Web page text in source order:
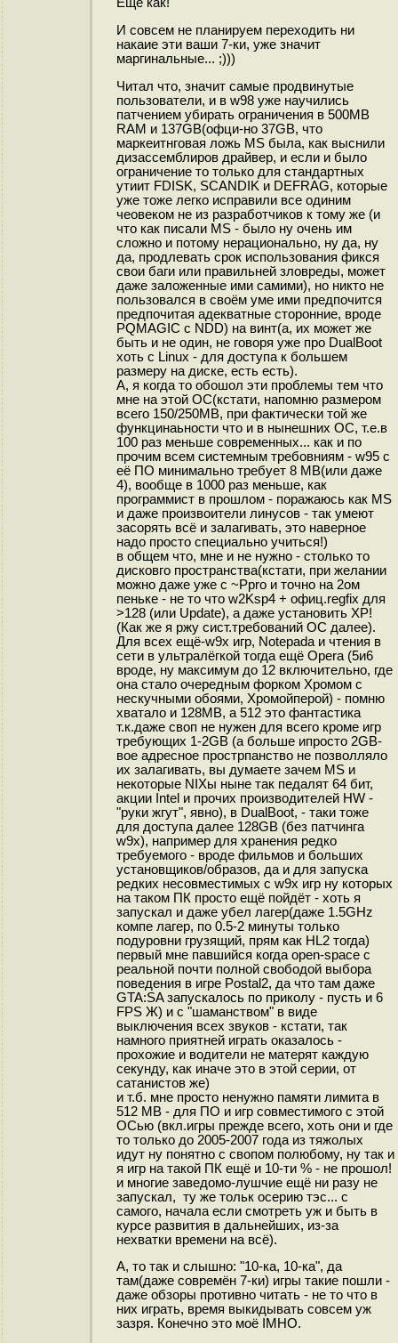
Ещё как!
И совсем не планируем переходить ни
накаие эти ваши 7-ки, уже значит
маргинальные... ;)))
Читал что, значит самые продвинутые
пользователи, и в w98 уже научились
патчением убирать ограничения в 500MB
RAM и 137GB(офци-но 37GB, что
маркеитнговая ложь MS была, как выснили
дизассемблиров драйвер, и если и было
ограничение то только для стандартных
утиит FDISK, SCANDIK и DEFRAG, которые
уже тоже легко исправили все одиним
чеовеком не из разработчиков к тому же (и
что как писали MS - было ну очень им
сложно и потому нерационально, ну да, ну
да, продлевать срок использования фикся
свои баги или правильней зловреды, может
даже заложенные ими самими), но никто не
пользовался в своём уме ими предпочится
предпочитая адекватные сторонние, вроде
PQMAGIC с NDD) на винт(а, их может же
быть и не один, не говоря уже про DualBoot
хоть с Linux - для доступа к большем
размеру на диске, есть есть).
А, я когда то обошол эти проблемы тем что
мне на этой ОС(кстати, напомню размером
всего 150/250MB, при фактически той же
функцинаьности что и в нынешних ОС, т.е.в
100 раз меньше современных... как и по
прочим всем системным требовниям - w95 с
её ПО минимально требует 8 MB(или даже
4), вообще в 1000 раз меньше, как
программист в прошлом - поражаюсь как MS
и даже произвоители линусов - так умеют
засорять всё и залагивать, это наверное
надо просто специально учиться!)
в общем что, мне и не нужно - столько то
дисковго пространства(кстати, при желании
можно даже уже с ~Ppro и точно на 2ом
пеньке - не то что w2Ksp4 + офиц.regfix для
>128 (или Update), а даже установить XP!
(Как же я ржу сист.требований ОС далее).
Для всех ещё-w9x игр, Notepada и чтения в
сети в ультралёгкой тогда ещё Opera (5и6
вроде, ну максимум до 12 включительно, где
она стало очередным форком Хромом с
нескучными обоями, Хромойперой) - помню
хватало и 128MB, а 512 это фантастика
т.к.даже своп не нужен для всего кроме игр
требующих 1-2GB (а больше ипросто 2GB-
вое адресное прострпанство не позволляло
их залагивать, вы думаете зачем MS и
некоторые NIXы ныне так педалят 64 бит,
акции Intel и прочих производителей HW -
"руки жгут", явно), в DualBoot, - таки тоже
для доступа далее 128GB (без патчинга
w9x), например для хранения редко
требуемого - вроде фильмов и больших
установщиков/образов, да и для запуска
редких несовместимых с w9x игр ну которых
на таком ПК просто ещё пойдёт - хоть я
запускал и даже убел лагер(даже 1.5GHz
компе лагер, по 0.5-2 минуты только
подуровни грузящий, прям как HL2 тогда)
первый мне павшийся когда open-space с
реальной почти полной свободой выбора
поведения в игре Postal2, да что там даже
GTA:SA запускалось по приколу - пусть и 6
FPS Ж) и с "шаманством" в виде
выключения всех звуков - кстати, так
намного приятней играть оказалось -
прохожие и водители не матерят каждую
секунду, как иначе это в этой серии, от
сатанистов же)
и т.б. мне просто ненужно памяти лимита в
512 MB - для ПО и игр совместимого с этой
ОСью (вкл.игры прежде всего, хоть они и где
то только до 2005-2007 года из тяжолых
идут ну понятно с свопом полюбому, ну так и
я игр на такой ПК ещё и 10-ти % - не прошол!
и многие заведомо-лушчие ещё ни разу не
запускал, ту же тольк осерию тэс... с
самого, начала если смотреть уж и быть в
курсе развития в дальнейших, из-за
нехватки времени на всё).
А, то так и слышно: "10-ка, 10-ка", да
там(даже совремён 7-ки) игры такие пошли -
даже обзоры противно читать - не то что в
них играть, время выкидывать совсем уж
зазря. Конечно это моё IMHO.